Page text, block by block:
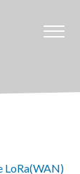
LoRa(WAN)